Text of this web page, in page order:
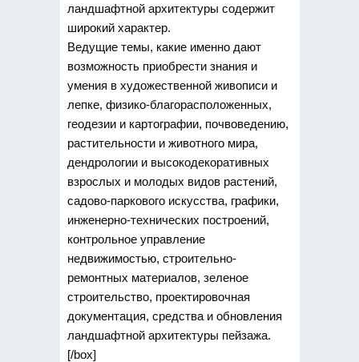
ландшафтной архитектуры содержит
широкий характер.
Ведущие темы, какие именно дают
возможность приобрести знания и
умения в художественной живописи и
лепке, физико-благорасположенных,
геодезии и картографии, почвоведению,
растительности и животного мира,
дендрологии и высокодекоративных
взрослых и молодых видов растений,
садово-паркового искусства, графики,
инженерно-технических построений,
контрольное управление
недвижимостью, строительно-
ремонтных материалов, зеленое
строительство, проектировочная
документация, средства и обновления
ландшафтной архитектуры пейзажа.
[/box]